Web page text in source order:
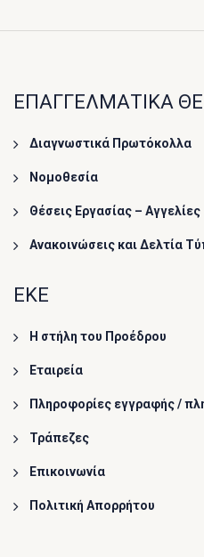
ΕΠΑΓΓΕΛΜΑΤΙΚΑ
Διαγνωστικά Πρωτόκολλα
Νομοθεσία
Θέσεις Εργασίας – Αγγελίες
Ανακοινώσεις και Δελτία
ΕΚΕ
Η στήλη του Προέδρου
Εταιρεία
Πληροφορίες εγγραφής /
Τράπεζες
Επικοινωνία
Πολιτική Απορρήτου